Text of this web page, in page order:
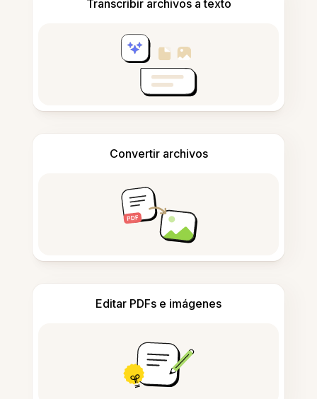
Transcribir archivos a texto
Convertir archivos
Editar PDFs e imágenes